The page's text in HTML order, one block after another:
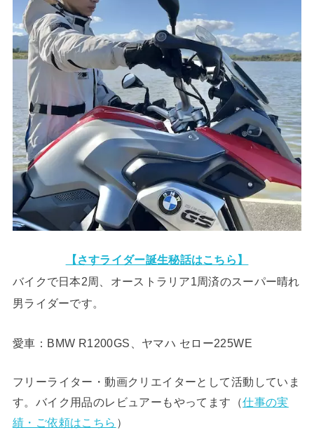
【さすライダー誕生秘話はこちら】
バイクで日本2周、オーストラリア1周済のスーパー晴れ
男ライダーです。
愛車：BMW R1200GS、ヤマハ セロー225WE
フリーライター・動画クリエイターとして活動していま
す。バイク用品のレビュアーもやってます（仕事の実
績・ご依頼はこちら ）